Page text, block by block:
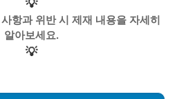
💡
항과 위반 시 제재 내용을 자세히
알아보세요.
💡